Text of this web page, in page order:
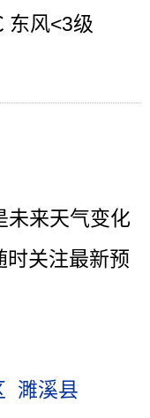
东风<3级
未来天气变化
时关注最新预
濉溪县